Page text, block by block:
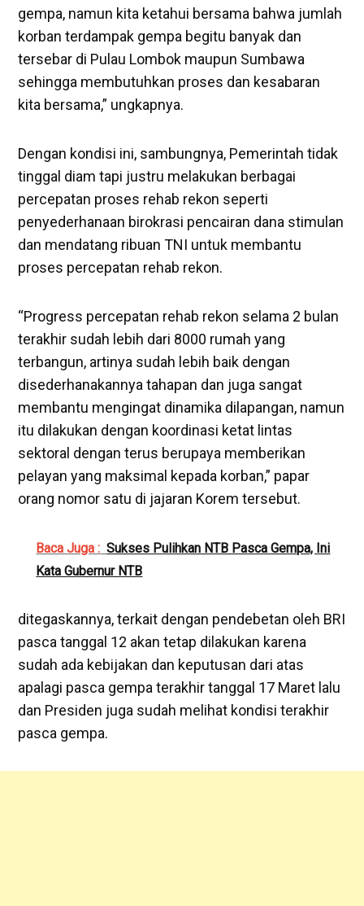
gempa, namun kita ketahui bersama bahwa jumlah
korban terdampak gempa begitu banyak dan
tersebar di Pulau Lombok maupun Sumbawa
sehingga membutuhkan proses dan kesabaran
kita bersama,” ungkapnya.
Dengan kondisi ini, sambungnya, Pemerintah tidak
tinggal diam tapi justru melakukan berbagai
percepatan proses rehab rekon seperti
penyederhanaan birokrasi pencairan dana stimulan
dan mendatang ribuan TNI untuk membantu
proses percepatan rehab rekon.
“Progress percepatan rehab rekon selama 2 bulan
terakhir sudah lebih dari 8000 rumah yang
terbangun, artinya sudah lebih baik dengan
disederhanakannya tahapan dan juga sangat
membantu mengingat dinamika dilapangan, namun
itu dilakukan dengan koordinasi ketat lintas
sektoral dengan terus berupaya memberikan
pelayan yang maksimal kepada korban,” papar
orang nomor satu di jajaran Korem tersebut.
Baca Juga : Sukses Pulihkan NTB Pasca Gempa, Ini
Kata Gubernur NTB
ditegaskannya, terkait dengan pendebetan oleh BRI
pasca tanggal 12 akan tetap dilakukan karena
sudah ada kebijakan dan keputusan dari atas
apalagi pasca gempa terakhir tanggal 17 Maret lalu
dan Presiden juga sudah melihat kondisi terakhir
pasca gempa.